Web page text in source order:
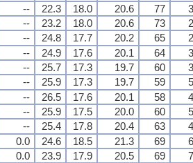
-- 22.3 18.0 20.6 77
-- 23.2 18.0 20.6 73
-- 24.8 17.7 20.2 65
-- 24.9 17.6 20.1 64
-- 25.7 17.3 19.7 60
-- 25.9 17.3 19.7 59
-- 26.5 17.6 20.1 58
-- 25.9 17.5 20.0 60
-- 25.4 17.8 20.4 63
0.0 24.6 18.5 21.3 69
0.0 23.9 17.9 20.5 69